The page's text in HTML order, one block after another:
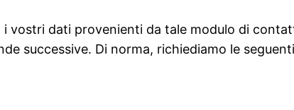
vostri dati provenienti da tale modulo di
successive. Di norma, richiediamo le